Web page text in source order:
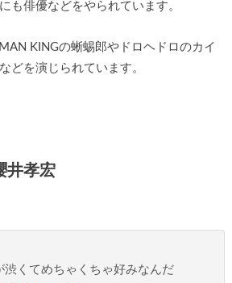
も俳優などをやられています。
KINGの蜥蜴郎やドロヘドロのカイ
どを演じられています。
井孝宏
渋くてめちゃくちゃ好みなんだ